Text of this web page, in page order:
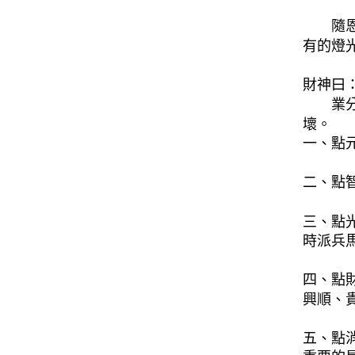
隨
有的燈
財神曰：
業
壞。
一、點
二、點
三、點
時派兵
四、點
興順、
五、點